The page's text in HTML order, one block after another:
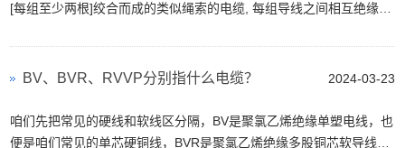
[每组至少两根]绞合而成的类似绳索的电缆, 每组导线之间相互绝缘,
2024-03-23
BV、BVR、RVVP分别指什么电缆？
咱们先把常见的硬线和软线区分隔，BV是聚氯乙烯绝缘单塑电线，也
便是咱们常见的单芯硬铜线，BVR是聚氯乙烯绝缘多股铜芯软导线，